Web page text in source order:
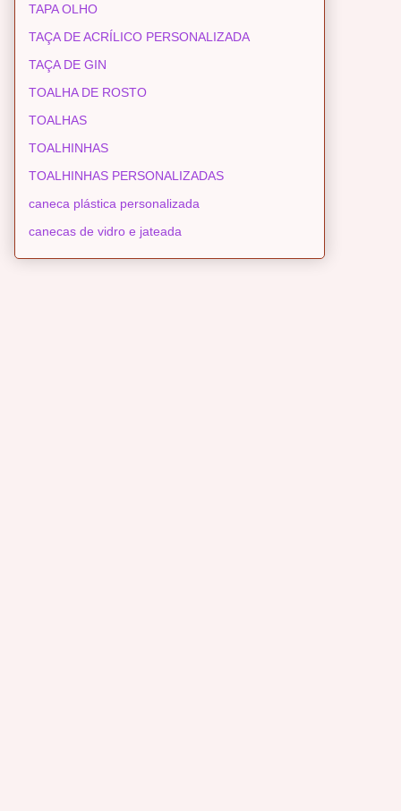
TAPA OLHO
TAÇA DE ACRÍLICO PERSONALIZADA
TAÇA DE GIN
TOALHA DE ROSTO
TOALHAS
TOALHINHAS
TOALHINHAS PERSONALIZADAS
caneca plástica personalizada
canecas de vidro e jateada